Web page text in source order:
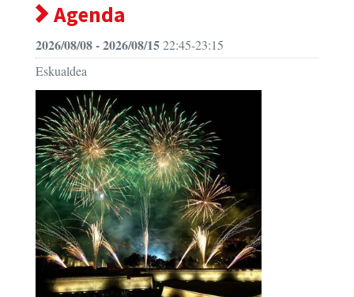
Agenda
2026/08/08 - 2026/08/1522:45-23:15
Eskualdea